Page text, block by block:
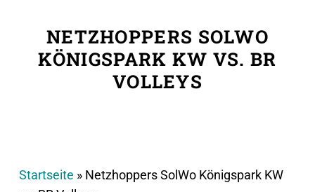
NETZHOPPERS SOLWO
KÖNIGSPARK KW VS. BR
VOLLEYS
Startseite » Netzhoppers SolWo Königspark KW